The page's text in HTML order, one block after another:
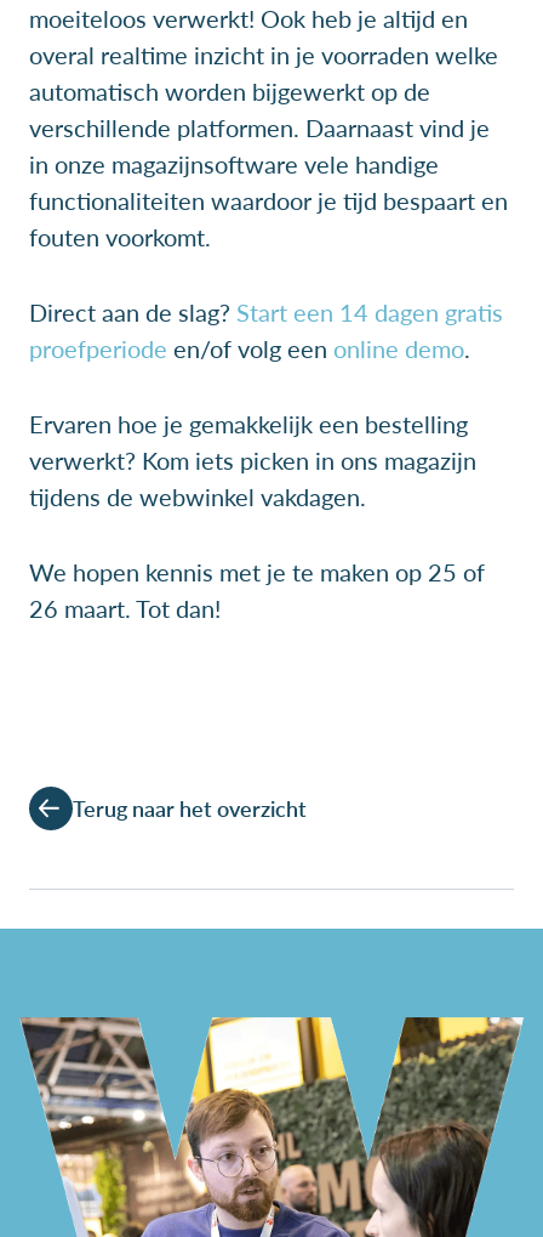
moeiteloos verwerkt! Ook heb je altijd en
overal realtime inzicht in je voorraden welke
automatisch worden bijgewerkt op de
verschillende platformen. Daarnaast vind je
in onze magazijnsoftware vele handige
functionaliteiten waardoor je tijd bespaart en
fouten voorkomt.
Direct aan de slag? Start een 14 dagen gratis
proefperiode en/of volg een online demo.
Ervaren hoe je gemakkelijk een bestelling
verwerkt? Kom iets picken in ons magazijn
tijdens de webwinkel vakdagen.
We hopen kennis met je te maken op 25 of
26 maart. Tot dan!
Terug naar het overzicht